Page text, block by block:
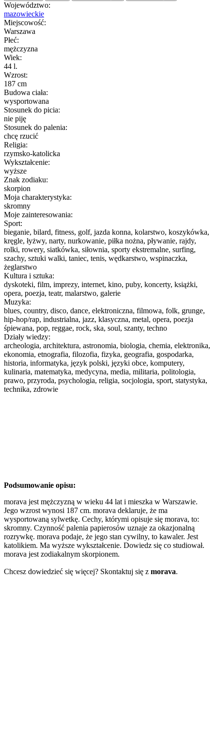
Województwo:
mazowieckie
Miejscowość:
Warszawa
Płeć:
mężczyzna
Wiek:
44 l.
Wzrost:
187 cm
Budowa ciała:
wysportowana
Stosunek do picia:
nie piję
Stosunek do palenia:
chcę rzucić
Religia:
rzymsko-katolicka
Wykształcenie:
wyższe
Znak zodiaku:
skorpion
Moja charakterystyka:
skromny
Moje zainteresowania:
Sport:
bieganie, bilard, fitness, golf, jazda konna, kolarstwo, koszykówka,
kręgle, łyżwy, narty, nurkowanie, piłka nożna, pływanie, rajdy,
rolki, rowery, siatkówka, siłownia, sporty ekstremalne, surfing,
szachy, sztuki walki, taniec, tenis, wędkarstwo, wspinaczka,
żeglarstwo
Kultura i sztuka:
dyskoteki, film, imprezy, internet, kino, puby, koncerty, książki,
opera, poezja, teatr, malarstwo, galerie
Muzyka:
blues, country, disco, dance, elektroniczna, filmowa, folk, grunge,
hip-hop/rap, industrialna, jazz, klasyczna, metal, opera, poezja
śpiewana, pop, reggae, rock, ska, soul, szanty, techno
Działy wiedzy:
archeologia, architektura, astronomia, biologia, chemia, elektronika,
ekonomia, etnografia, filozofia, fizyka, geografia, gospodarka,
historia, informatyka, język polski, języki obce, komputery,
kulinaria, matematyka, medycyna, media, militaria, politologia,
prawo, przyroda, psychologia, religia, socjologia, sport, statystyka,
technika, zdrowie
Podsumowanie opisu:
morava jest mężczyzną w wieku 44 lat i mieszka w Warszawie.
Jego wzrost wynosi 187 cm. morava deklaruje, że ma
wysportowaną sylwetkę. Cechy, którymi opisuje się morava, to:
skromny. Czynność palenia papierosów uznaje za okazjonalną
rozrywkę. morava podaje, że jego stan cywilny, to kawaler. Jest
katolikiem. Ma wyższe wykształcenie. Dowiedz się co studiował.
morava jest zodiakalnym skorpionem.
Chcesz dowiedzieć się więcej? Skontaktuj się z morava.